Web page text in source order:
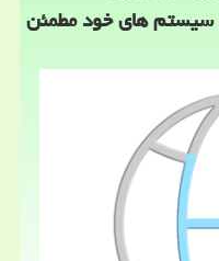
سیستم های خود مطمئن